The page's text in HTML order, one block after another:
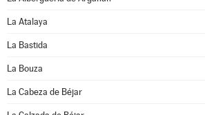
La Atalaya
La Bastida
La Bouza
La Cabeza de Béjar